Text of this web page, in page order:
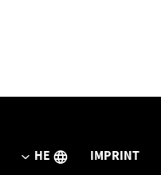
IMPRINT
HE